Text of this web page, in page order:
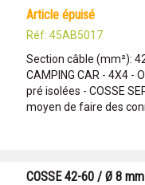
article épuisé
Réf: 45AB5017
Section câble (mm²):
CAMPING CAR - 4X4 -
pré isolées - COSSE
moyen de faire des
COSSE 42-60 / Ø 8